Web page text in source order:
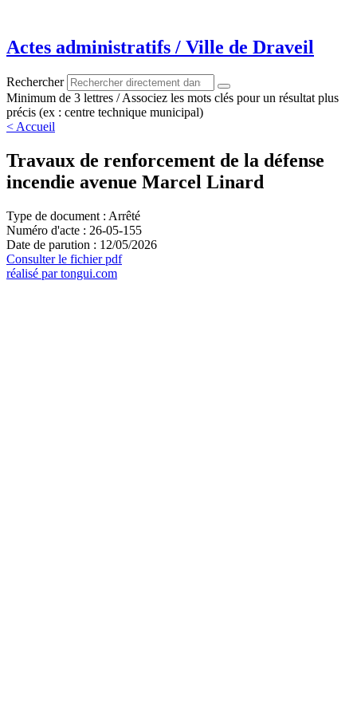
contenu
Actes administratifs / Ville de Draveil
Rechercher
Minimum de 3 lettres / Associez les mots clés pour un résultat plus
précis (ex : centre technique municipal)
< Accueil
Travaux de renforcement de la défense
incendie avenue Marcel Linard
Type de document : Arrêté
Numéro d'acte : 26-05-155
Date de parution : 12/05/2026
Consulter le fichier pdf
réalisé par tongui.com